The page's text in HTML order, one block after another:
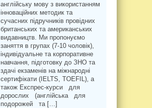
англійську мову з використанням
інноваційних методик та
сучасних підручників провідних
британських та американських
видавництв. Ми пропонуємо
заняття в групах (7-10 чоловік),
індивідуальне та корпоративне
навчання, підготовку до ЗНО та
здачі екзаменів на міжнародні
сертифікати (IELTS, TOEFIL), а
також Експрес-курси для
дорослих (англійська для
подорожей та […]